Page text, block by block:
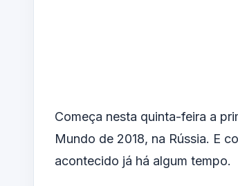
Começa nesta quinta-feira a
Mundo de 2018, na Rússia. E
acontecido já há algum tempo.